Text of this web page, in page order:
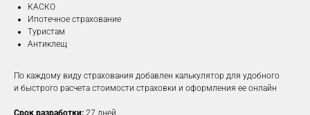
КАСКО
Ипотечное страхование
Туристам
Антиклещ
По каждому виду страхования добавлен калькулятор для удобного
и быстрого расчета стоимости страховки и оформления ее онлайн
Срок разработки: 27 дней